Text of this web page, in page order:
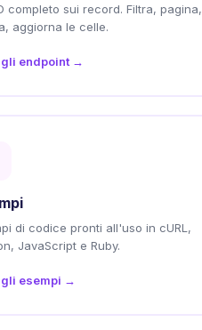
completo sui record. Filtra, pagina,
aggiorna le celle.
gli endpoint →
di codice pronti all'uso in cURL,
JavaScript e Ruby.
gli esempi →